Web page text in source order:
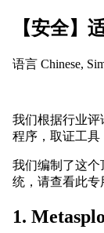
【安全】
语言 Chinese,
我们根据行业评
程序，取证工具
我们编制了这
统，请查看此专
1.